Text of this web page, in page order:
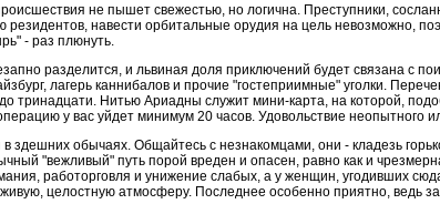
не пышет свежестью, но логична. Преступники,
навести орбитальные орудия на цель невозможно,
- раз плюнуть.
разделится, и львиная доля приключений будет связана с
лагерь каннибалов и прочие "гостеприимные" уголки.
тринадцати. Нитью Ариадны служит мини-карта, на которой,
у вас уйдет минимум 20 часов. Удовольствие неопытного
в здешних обычаях. Общайтесь с незнакомцами, они - кладезь
"вежливый" путь порой вреден и опасен, равно как и
работорговля и унижение слабых, а у женщин, угодивших
целостную атмосферу. Последнее особенно приятно, ведь